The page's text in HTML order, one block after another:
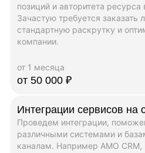
позиций и авторитета
Зачастую требуется
стандартную раскрутку и
компании.
от 1 месяца
от 50 000 ₽
Интеграции сервисов на
Проведем интеграции,
различными системами и
каналам. Например AMO CRM,